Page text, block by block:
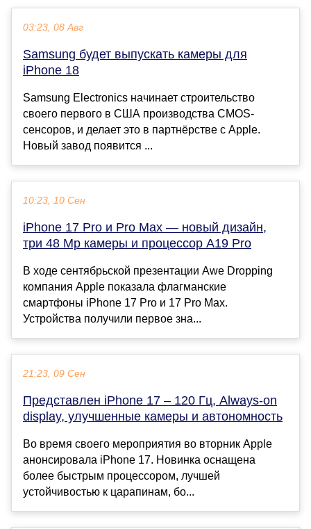
03:23, 08 Авг
Samsung будет выпускать камеры для
iPhone 18
Samsung Electronics начинает строительство
своего первого в США производства CMOS-
сенсоров, и делает это в партнёрстве с Apple.
Новый завод появится ...
10:23, 10 Сен
iPhone 17 Pro и Pro Max — новый дизайн,
три 48 Мр камеры и процессор A19 Pro
В ходе сентябрьской презентации Awe Dropping
компания Apple показала флагманские
смартфоны iPhone 17 Pro и 17 Pro Max.
Устройства получили первое зна...
21:23, 09 Сен
Представлен iPhone 17 – 120 Гц, Always-on
display, улучшенные камеры и автономность
Во время своего мероприятия во вторник Apple
анонсировала iPhone 17. Новинка оснащена
более быстрым процессором, лучшей
устойчивостью к царапинам, бо...